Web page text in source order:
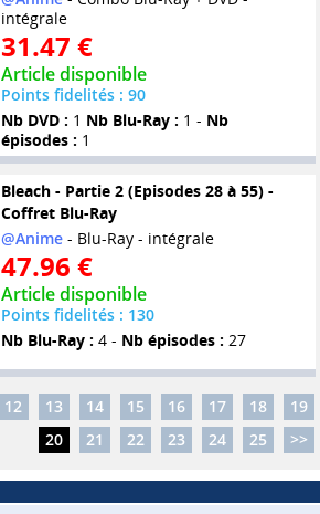
intégrale
31.47 €
Article disponible
Points fidelités : 90
Nb DVD : 1 Nb Blu-Ray : 1 - Nb
épisodes : 1
Bleach - Partie 2 (Episodes 28 à 55) -
Coffret Blu-Ray
@Anime- Blu-Ray - intégrale
47.96 €
Article disponible
Points fidelités : 130
Nb Blu-Ray : 4 - Nb épisodes : 27
12 13 14 15 16 17 18
19
20
21 22 23 24 25 >>